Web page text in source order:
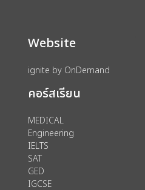
Website
ignite by OnDemand
คอร์สเรียน
MEDICAL
Engineering
IELTS
SAT
GED
IGCSE